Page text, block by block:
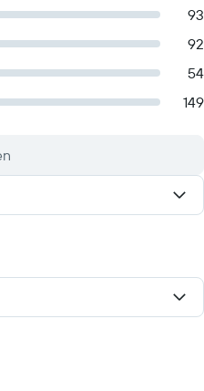
93
92
54
149